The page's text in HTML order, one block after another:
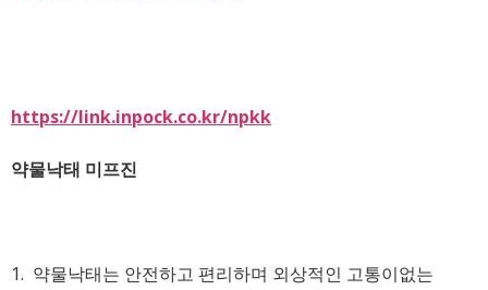
https://link.inpock.co.kr/npkk
약물낙태 미프진
1. 약물낙태는 안전하고 편리하며 외상적인 고통이없는